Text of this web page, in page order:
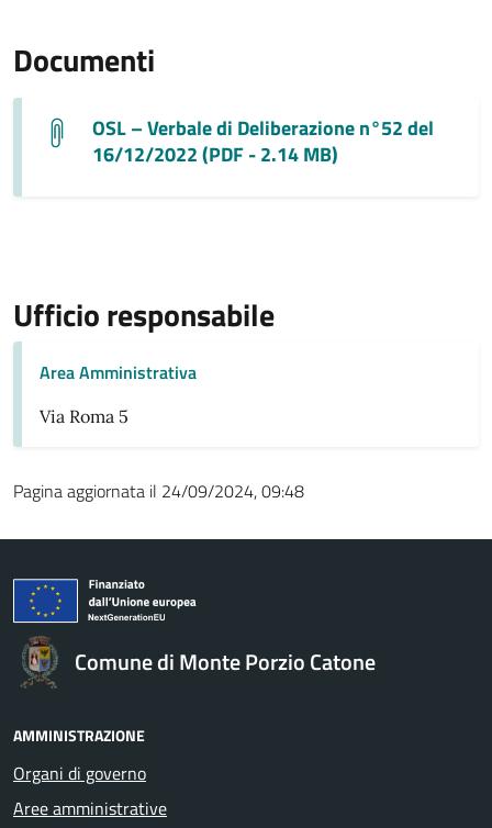
Documenti
OSL – Verbale di Deliberazione n°52 del
16/12/2022 (PDF - 2.14 MB)
Ufficio responsabile
Area Amministrativa
Via Roma 5
Pagina aggiornata il 24/09/2024, 09:48
Comune di Monte Porzio Catone
AMMINISTRAZIONE
Organi di governo
Aree amministrative